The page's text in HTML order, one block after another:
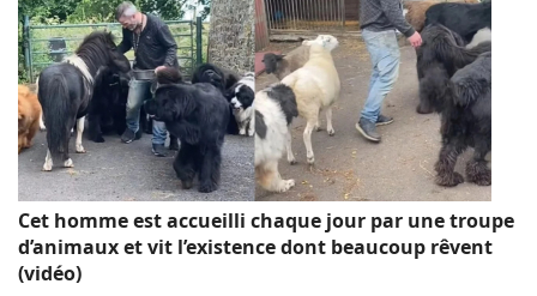
Cet homme est accueilli chaque jour par une troupe
d’animaux et vit l’existence dont beaucoup rêvent
(vidéo)